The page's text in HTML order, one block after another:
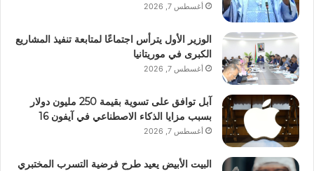
أغسطس 7, 2026
الوزير الأول يترأس اجتماعًا لمتابعة تنفيذ المشاريع
الكبرى في موريتانيا
أغسطس 7, 2026
آبل توافق على تسوية بقيمة 250 مليون دولار
بسبب مزايا الذكاء الاصطناعي في آيفون 16
أغسطس 7, 2026
البيت الأبيض يعيد طرح فرضية التسرب المختبري